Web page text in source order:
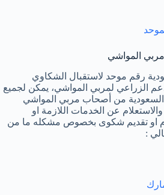
المواشي
رقم موحد لاستقبال الشكاوي
الزراعي لمربي المواشي، يمكن لجميع
السعودية من أصحاب مربي المواشي
عن الخدمات اللازمة او
او تقديم شكوى بخصوص مشكله ما من
: